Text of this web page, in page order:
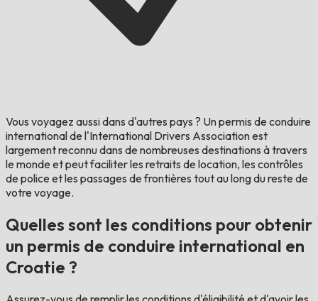
Vous voyagez aussi dans d'autres pays ? Un permis de conduire
international de l'International Drivers Association est
largement reconnu dans de nombreuses destinations à travers
le monde et peut faciliter les retraits de location, les contrôles
de police et les passages de frontières tout au long du reste de
votre voyage.
Quelles sont les conditions pour obtenir
un permis de conduire international en
Croatie ?